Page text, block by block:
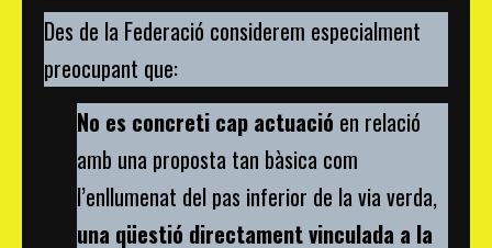
Des de la Federació considerem especialment
preocupant que:
No es concreti cap actuació en relació
amb una proposta tan bàsica com
l’enllumenat del pas inferior de la via verda,
una qüestió directament vinculada a la